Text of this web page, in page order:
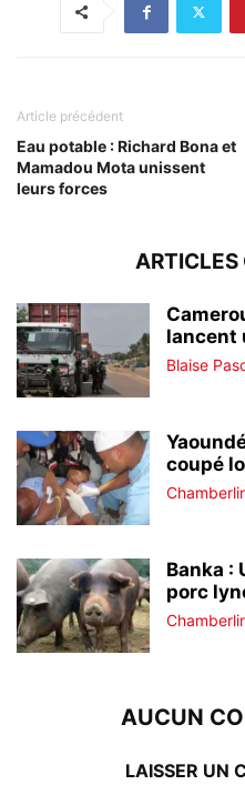
Article précédent
Eau potable : Richard Bona et
Mamadou Mota unissent
leurs forces
ARTICLES
lancent
Blaise
coupé
Banka :
porc
AUCUN
LAISSER UN